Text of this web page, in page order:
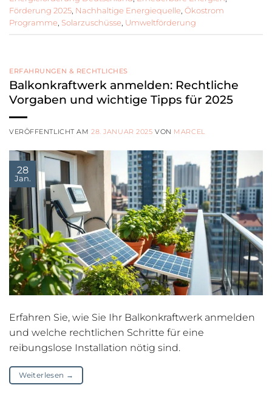
Förderung 2025 Nachhaltige Energiequelle Ökostrom
Programme Solarzuschüsse Umweltförderung
ERFAHRUNGEN & RECHTLICHES
Balkonkraftwerk anmelden: Rechtliche
Vorgaben und wichtige Tipps für 2025
VERÖFFENTLICHT AM28. JANUAR 2025 VON MARCEL
28
Jan.
Erfahren Sie, wie Sie Ihr Balkonkraftwerk anmelden
und welche rechtlichen Schritte für eine
reibungslose Installation nötig sind.
Weiterlesen →